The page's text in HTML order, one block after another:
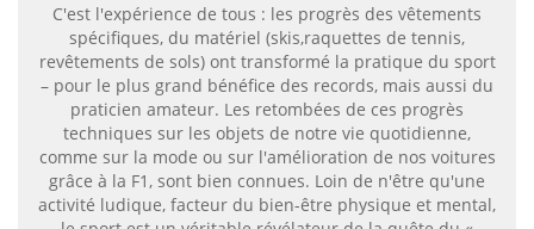
C'est l'expérience de tous : les progrès des vêtements
spécifiques, du matériel (skis,raquettes de tennis,
revêtements de sols) ont transformé la pratique du sport
– pour le plus grand bénéfice des records, mais aussi du
praticien amateur. Les retombées de ces progrès
techniques sur les objets de notre vie quotidienne,
comme sur la mode ou sur l'amélioration de nos voitures
grâce à la F1, sont bien connues. Loin de n'être qu'une
activité ludique, facteur du bien-être physique et mental,